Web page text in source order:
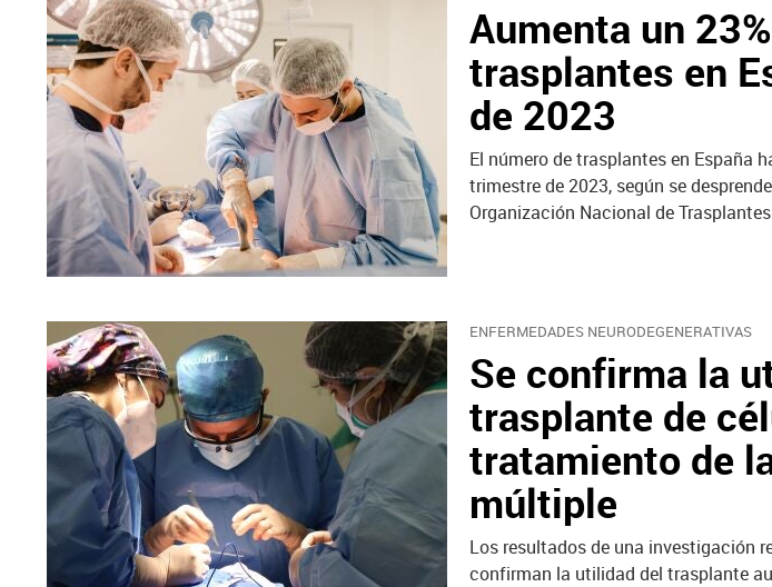
Aumenta un
trasplantes en
de 2023
El número de trasplantes en España
trimestre de 2023, según se
Organización Nacional de Trasplantes
ENFERMEDADES NEURODEGENERATIVAS
Se confirma la
trasplante de
tratamiento de
múltiple
Los resultados de una investigación
confirman la utilidad del trasplante